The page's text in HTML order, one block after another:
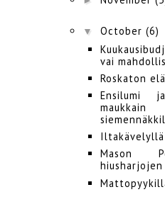
▼October(6)
vai
Roskaton
Ensilumi
maukkain
Iltakävelyllä
Mason
hiusharjojen